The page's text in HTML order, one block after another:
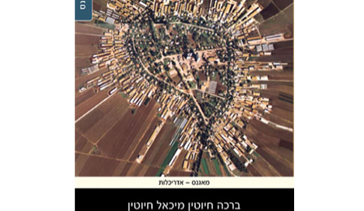
ברכה ומיכאל חיוטין